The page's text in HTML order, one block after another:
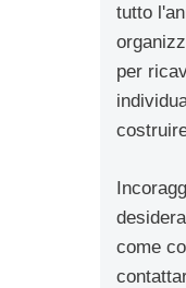
tutto
per
come